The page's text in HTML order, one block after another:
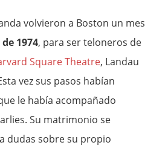
volvieron a Boston un mes
1974, para ser teloneros de
Square Theatre, Landau
vez sus pasos habían
le había acompañado
Su matrimonio se
dudas sobre su propio